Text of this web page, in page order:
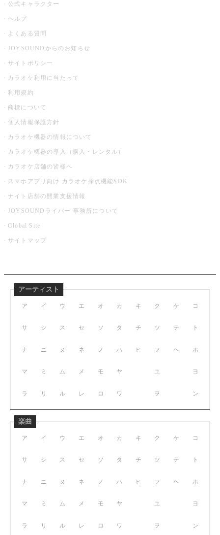
公式キャラクター
ヘルプ
よくある質問
JOYSOUNDからのお知らせ
サイトポリシー
カラオケ利用に当たって
利用規約
商標について
個人情報保護方針
カラオケ機器の情報について
カラオケ機器の導入（購入・レンタル）
カラオケ店舗の皆様へ
スマホアプリ向け カラオケ採点機能SDK
ナイト店舗の開業支援情報
JOYSOUNDライバー 事務所について
Global Site
サイトマップ
アーティスト
ア イ ウ エ オ
サ シ ス セ ソ
ナ ニ ヌ ネ ノ
マ ミ ム メ モ
ラ リ ル レ ロ
カ キ ク ケ コ
タ チ ツ テ ト
ハ ヒ フ ヘ ホ
ヤ ユ ヨ
ワ ヲ ン
楽曲
ア イ ウ エ オ
サ シ ス セ ソ
ナ ニ ヌ ネ ノ
マ ミ ム メ モ
ラ リ ル レ ロ
カ キ ク ケ コ
タ チ ツ テ ト
ハ ヒ フ ヘ ホ
ヤ ユ ヨ
ワ ヲ ン